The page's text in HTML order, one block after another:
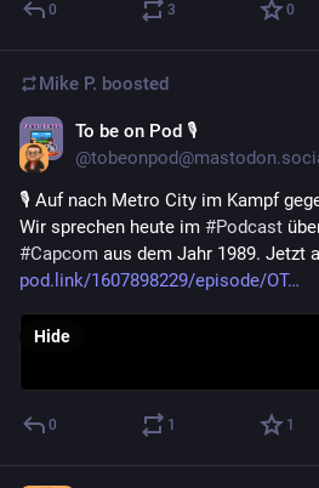
0 3 0
Mike P. boosted
To be on Pod 🎙
🎙️ Auf nach Metro City im Kampf
Wir sprechen heute im #Podcast
#Capcom aus dem Jahr 1989. Jetzt
pod.link/1607898229/episode/OT
Hide
0 1 1